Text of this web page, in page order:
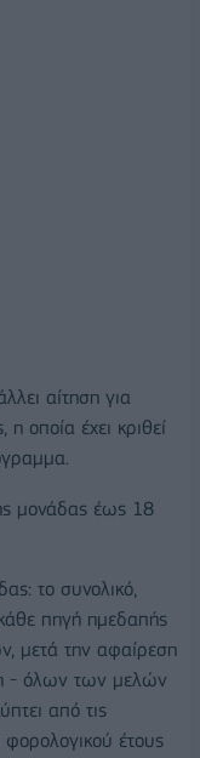
αίτηση για
οποία έχει κριθεί
μονάδας έως 18
το συνολικό,
πηγή ημεδαπής
μετά την αφαίρεση
- όλων των μελών
από τις
έτους